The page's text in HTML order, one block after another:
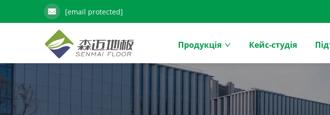
[email protected]
Продукція Кейс-студія